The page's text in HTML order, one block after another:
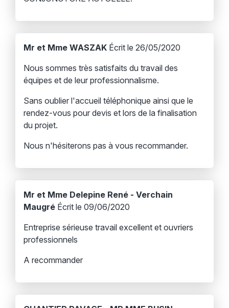
Mr et Mme WASZAK Écrit le 26/05/2020
Nous sommes très satisfaits du travail des
équipes et de leur professionnalisme.
Sans oublier l'accueil téléphonique ainsi que le
rendez-vous pour devis et lors de la finalisation
du projet.
Nous n'hésiterons pas à vous recommander.
Mr et Mme Delepine René - Verchain
Maugré Écrit le 09/06/2020
Entreprise sérieuse travail excellent et ouvriers
professionnels
A recommander